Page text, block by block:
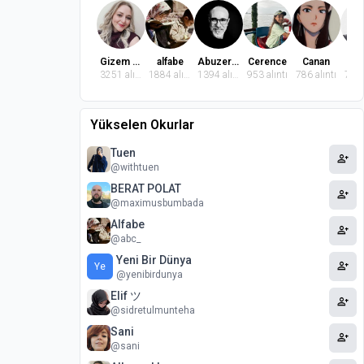
Gizem Dindaroğlu
3251 alıntı
alfabe
1884 alıntı
Abuzer Badem
1394 alıntı
Cerence
953 alıntı
Canan
786 alıntı
769
Yükselen Okurlar
Tuen
@withtuen person_add
BERAT POLAT
@maximusbumbada person_add
Alfabe
@abc_ person_add
Ye Yeni Bir Dünya
@yenibirdunya person_add
Elif ツ
@sidretulmunteha person_add
Sani
@sani person_add